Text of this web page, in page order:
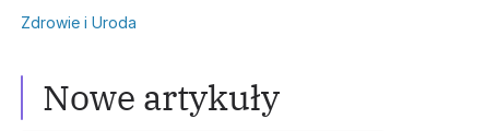
Zdrowie i Uroda
Nowe artykuły